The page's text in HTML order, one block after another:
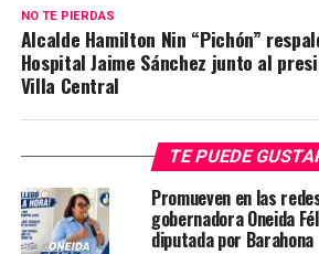
NO TE PIERDAS
Alcalde Hamilton Nin “Pichón”
Hospital Jaime Sánchez junto al
Villa Central
TE PUEDE
Promueven en las
gobernadora Oneida
diputada por Barahona